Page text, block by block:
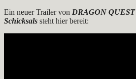
Ein neuer Trailer von DRAGON QUEST
Schicksals steht hier bereit: